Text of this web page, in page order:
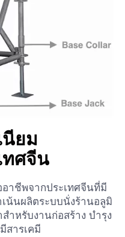
นียม
ทศจีน
าชีพจากประเทศจีนที่มี
น้นผลิตระบบนั่งร้านอลูมิ
ำหรับงานก่อสร้าง บำรุง
สารเคมี